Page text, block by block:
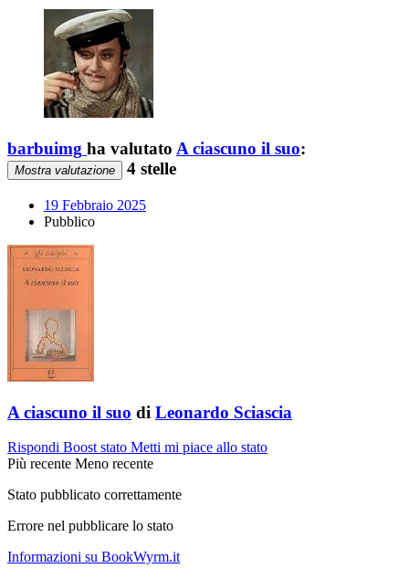
barbuimg ha valutato A ciascuno il suo:
Mostra valutazione 4 stelle
19 Febbraio 2025
Pubblico
A ciascuno il suo di Leonardo Sciascia
Rispondi Boost stato Metti mi piace allo stato
Più recente Meno recente
Stato pubblicato correttamente
Errore nel pubblicare lo stato
Informazioni su BookWyrm.it